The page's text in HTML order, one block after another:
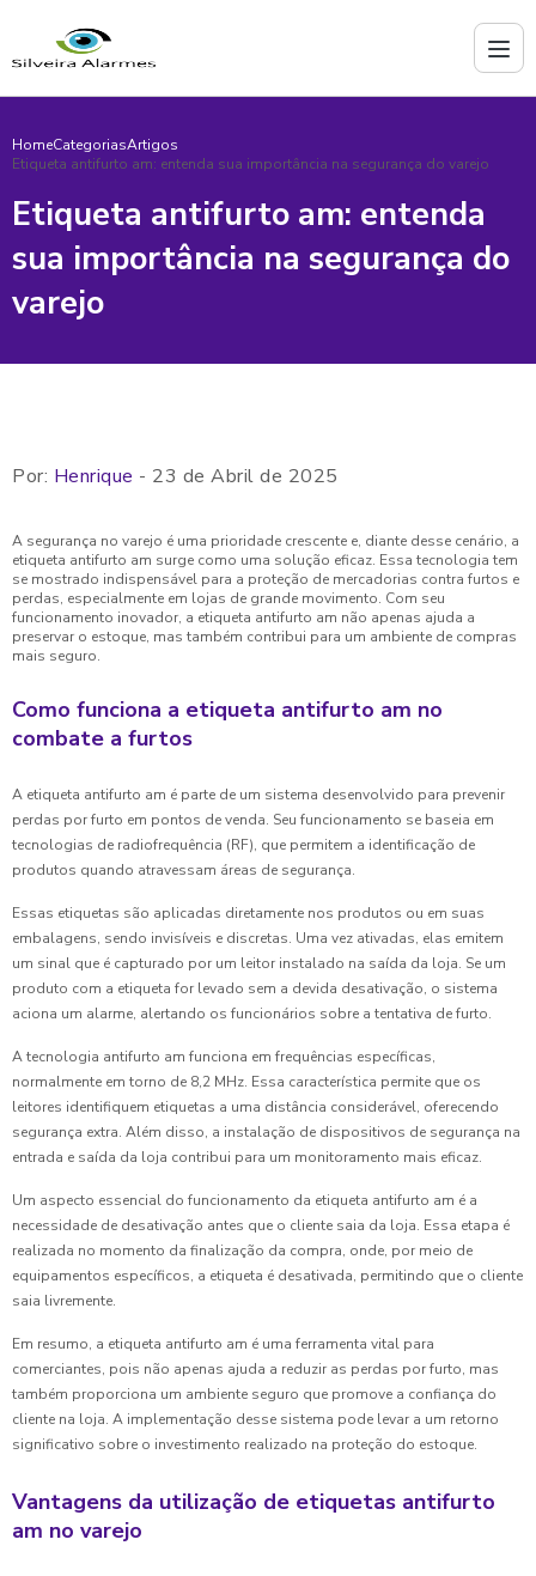
HomeCategoriasArtigos
Etiqueta antifurto am: entenda sua importância na segurança do varejo
Etiqueta antifurto am: entenda
sua importância na segurança do
varejo
Por: Henrique - 23 de Abril de 2025
A segurança no varejo é uma prioridade crescente e, diante desse cenário, a
etiqueta antifurto am surge como uma solução eficaz. Essa tecnologia tem
se mostrado indispensável para a proteção de mercadorias contra furtos e
perdas, especialmente em lojas de grande movimento. Com seu
funcionamento inovador, a etiqueta antifurto am não apenas ajuda a
preservar o estoque, mas também contribui para um ambiente de compras
mais seguro.
Como funciona a etiqueta antifurto am no
combate a furtos
A etiqueta antifurto am é parte de um sistema desenvolvido para prevenir
perdas por furto em pontos de venda. Seu funcionamento se baseia em
tecnologias de radiofrequência (RF), que permitem a identificação de
produtos quando atravessam áreas de segurança.
Essas etiquetas são aplicadas diretamente nos produtos ou em suas
embalagens, sendo invisíveis e discretas. Uma vez ativadas, elas emitem
um sinal que é capturado por um leitor instalado na saída da loja. Se um
produto com a etiqueta for levado sem a devida desativação, o sistema
aciona um alarme, alertando os funcionários sobre a tentativa de furto.
A tecnologia antifurto am funciona em frequências específicas,
normalmente em torno de 8,2 MHz. Essa característica permite que os
leitores identifiquem etiquetas a uma distância considerável, oferecendo
segurança extra. Além disso, a instalação de dispositivos de segurança na
entrada e saída da loja contribui para um monitoramento mais eficaz.
Um aspecto essencial do funcionamento da etiqueta antifurto am é a
necessidade de desativação antes que o cliente saia da loja. Essa etapa é
realizada no momento da finalização da compra, onde, por meio de
equipamentos específicos, a etiqueta é desativada, permitindo que o cliente
saia livremente.
Em resumo, a etiqueta antifurto am é uma ferramenta vital para
comerciantes, pois não apenas ajuda a reduzir as perdas por furto, mas
também proporciona um ambiente seguro que promove a confiança do
cliente na loja. A implementação desse sistema pode levar a um retorno
significativo sobre o investimento realizado na proteção do estoque.
Vantagens da utilização de etiquetas antifurto
am no varejo